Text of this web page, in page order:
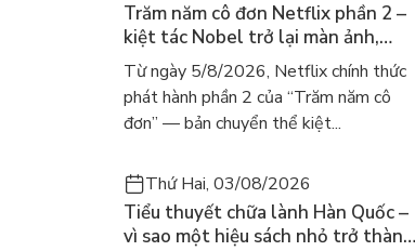
Trăm năm cô đơn Netflix phần 2 –
kiệt tác Nobel trở lại màn ảnh,
dòng người tìm đọc lại García
Márquez
Từ ngày 5/8/2026, Netflix chính thức
phát hành phần 2 của “Trăm năm cô
đơn” — bản chuyển thể kiệt...
Thứ Hai, 03/08/2026
Tiểu thuyết chữa lành Hàn Quốc –
vì sao một hiệu sách nhỏ trở thành